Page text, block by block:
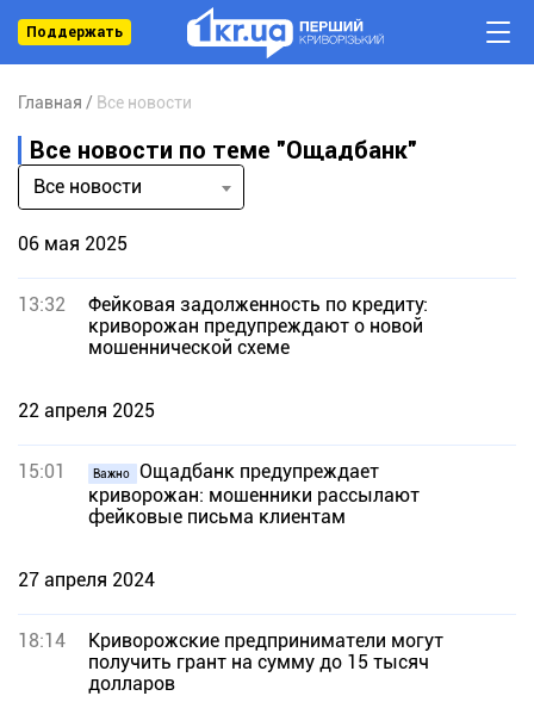
Поддержать
Главная Все новости
Все новости по теме "Ощадбанк"
Все новости
06 мая 2025
13:32
Фейковая задолженность по кредиту:
криворожан предупреждают о новой
мошеннической схеме
22 апреля 2025
15:01 Важно
Ощадбанк предупреждает
криворожан: мошенники рассылают
фейковые письма клиентам
27 апреля 2024
18:14
Криворожские предприниматели могут
получить грант на сумму до 15 тысяч
долларов